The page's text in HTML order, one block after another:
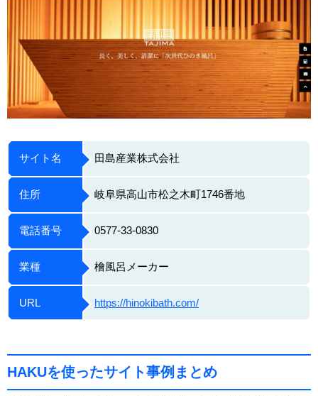
サイト名 田島産業株式会社
住所 岐阜県高山市松之木町1746番地
電話番号 0577-33-0830
業種 檜風呂メーカー
URL https://hinokibath.com/
HAKUを使ったサイト事例まとめ